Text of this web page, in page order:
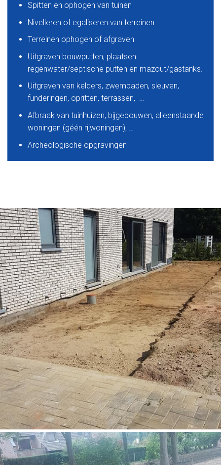
Spitten en ophogen van tuinen
Nivelleren of egaliseren van terreinen
Terreinen ophogen of afgraven
Uitgraven bouwputten, plaatsen
regenwater/septische putten en mazout/gastanks.
Uitgraven van kelders, zwembaden, sleuven,
funderingen, opritten, terrassen, …
Afbraak van tuinhuizen, bijgebouwen, alleenstaande
woningen (géén rijwoningen), …
Archeologische opgravingen